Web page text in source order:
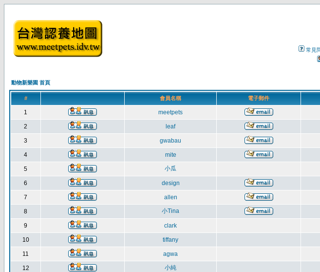
常見
動物新樂園 首頁
# 會員名稱 電子郵件
1 meetpets
2 leaf
3 gwabau
4 mite
5 小瓜
6 design
7 allen
8 小Tina
9 clark
10 tiffany
11 agwa
12 小純